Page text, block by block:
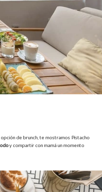
de brunch, te mostramos Pistacho
y compartir con mamá un momento